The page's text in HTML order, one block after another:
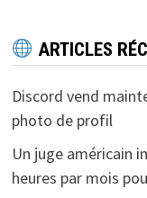
ARTICLES
Discord vend
photo de profil
Un juge américain
heures par mois